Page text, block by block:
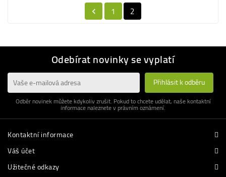
 1 2
Odebírat novinky se vyplatí
Odběr novinek můžete kdykoliv zrušit. Pokud to chcete udělat, naše kontaktní
informace naleznete v právním oznámení.
Kontaktní informace
Váš účet
Užitečné odkazy